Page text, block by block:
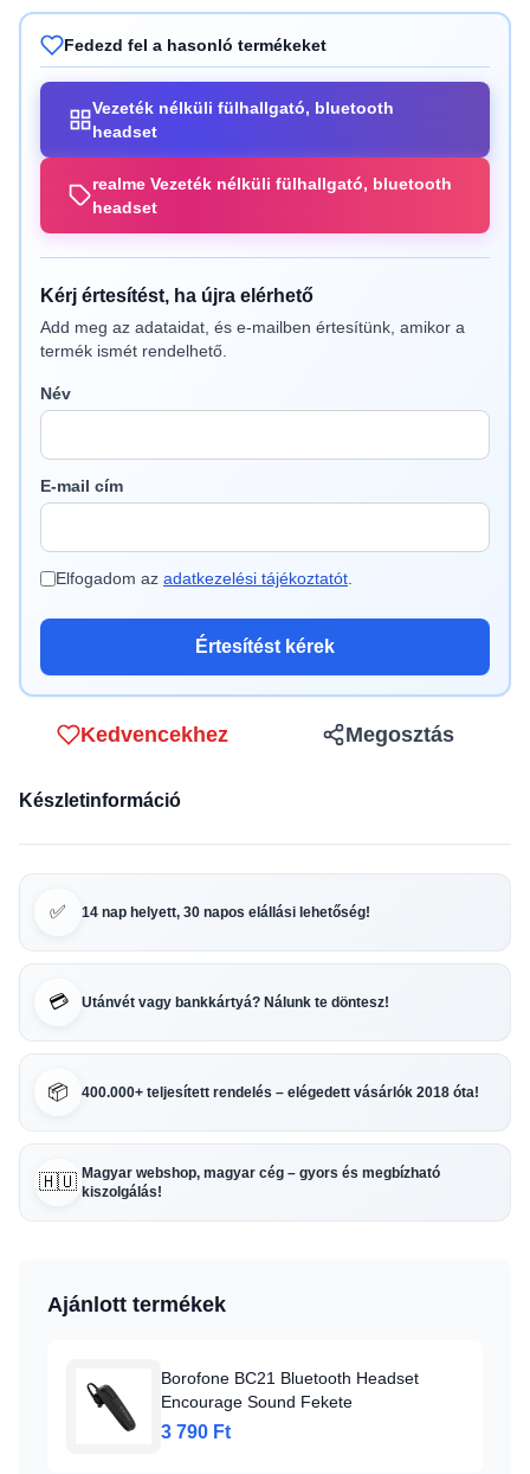
Fedezd fel a hasonló termékeket
Vezeték nélküli fülhallgató, bluetooth
headset
realme Vezeték nélküli fülhallgató, bluetooth
headset
Kérj értesítést, ha újra elérhető
Add meg az adataidat, és e-mailben értesítünk, amikor a
termék ismét rendelhető.
Név
E-mail cím
Elfogadom az adatkezelési tájékoztatót
Értesítést kérek
Kedvencekhez Megosztás
Készletinformáció
✅ 14 nap helyett, 30 napos elállási lehetőség!
💳 Utánvét vagy bankkártyá? Nálunk te döntesz!
📦 400.000+ teljesített rendelés – elégedett vásárlók 2018 óta!
🇭🇺 Magyar webshop, magyar cég – gyors és megbízható
kiszolgálás!
Ajánlott termékek
Borofone BC21 Bluetooth Headset
Encourage Sound Fekete
3 790 Ft